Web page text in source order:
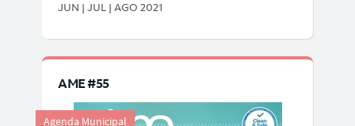
JUN | JUL | AGO 2021
AME #55
Agenda Municipal